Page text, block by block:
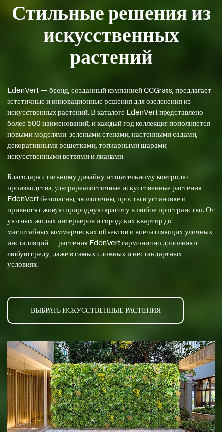
Стильные решения из
искусственных
растений
EdenVert — бренд, созданный компанией CCGrass, предлагает
эстетичные и инновационные решения для озеленения из
искусственных растений. В каталоге EdenVert представлено
более 500 наименований, и каждый год коллекция пополняется
новыми моделями: зелеными стенами, настенными садами,
декоративными решетками, топиарными шарами,
искусственными ветвями и лианами.
Благодаря стильному дизайну и тщательному контролю
производства, ультрареалистичные искусственные растения
EdenVert безопасны, экологичны, просты в установке и
привносят живую природную красоту в любое пространство. От
уютных жилых интерьеров и городских квартир до
масштабных коммерческих объектов и впечатляющих уличных
инсталляций — растения EdenVert гармонично дополняют
любую среду, даже в самых сложных и нестандартных
условиях.
ВЫБРАТЬ ИСКУССТВЕННЫЕ РАСТЕНИЯ